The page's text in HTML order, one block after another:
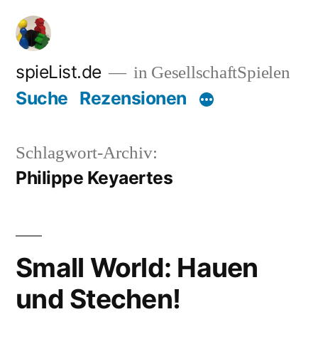
Zum
Inhalt
springen
spieList.de in GesellschaftSpielen
Suche Rezensionen
Schlagwort-Archiv:
Philippe Keyaertes
Small World: Hauen
und Stechen!